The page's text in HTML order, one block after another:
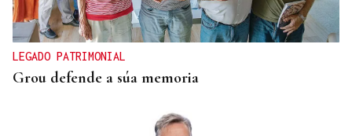
LEGADO PATRIMONIAL
Grou defende a súa memoria